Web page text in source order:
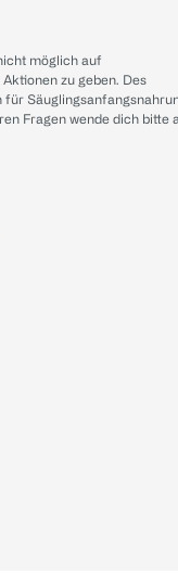
möglich auf
zu geben. Des
für
Fragen wende dich bitte